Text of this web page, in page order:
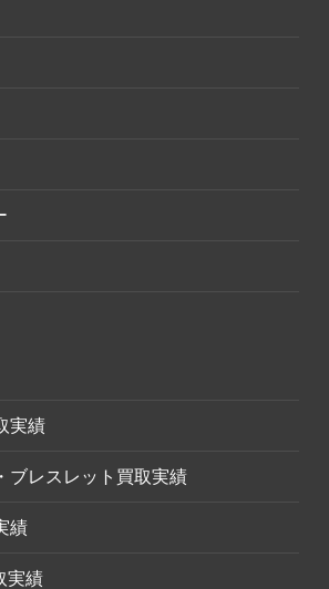
実績
ブレスレット買取実績
績
実績